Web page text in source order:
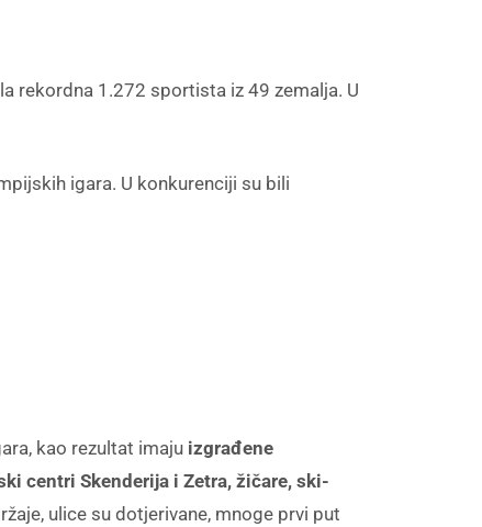
rekordna 1.272 sportista iz 49 zemalja. U
igara. U konkurenciji su bili
kao rezultat imaju izgrađene
centri Skenderija i Zetra, žičare, ski-
ulice su dotjerivane, mnoge prvi put